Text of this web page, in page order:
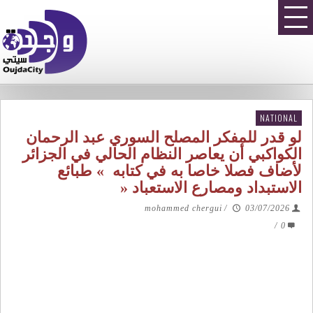
NATIONAL
لو قدر للمفكر المصلح السوري عبد الرحمان
الكواكبي أن يعاصر النظام الحالي في الجزائر
لأضاف فصلا خاصا به في كتابه » طبائع
الاستبداد ومصارع الاستعباد «
mohammed chergui /
03/07/2026
0
/